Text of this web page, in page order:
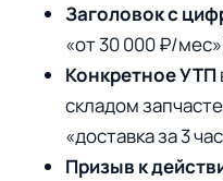
Заголовок с
«от 30 000 ₽/
Конкретное УТП
складом
«доставка за 3
Призыв к